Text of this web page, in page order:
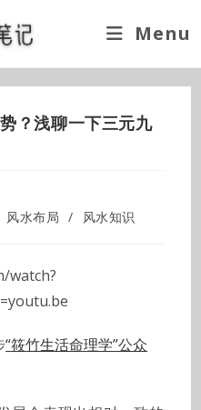
Menu
？浅聊一下三元九
风水布局 / 风水知识
watch?
“筱竹生活命理学”公众